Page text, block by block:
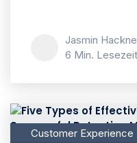
Jasmin
6 Min. Lesezeit
Customer Experience